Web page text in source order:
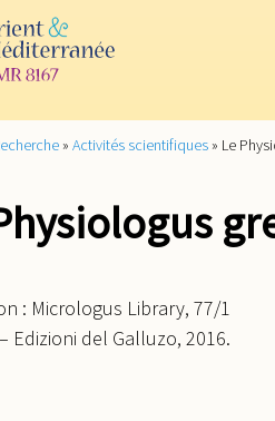
» Activités scientifiques » Le
: Micrologus Library, 77/1
Edizioni del Galluzo, 2016.